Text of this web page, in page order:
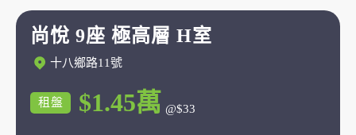
尚悅 9座 極高層 H室
十八鄉路11號
租盤 $1.45萬 @$33